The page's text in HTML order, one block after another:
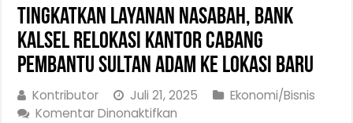
Tingkatkan Layanan Nasabah, Bank
Kalsel Relokasi Kantor Cabang
Pembantu Sultan Adam ke Lokasi Baru
Kontributor Juli 21, 2025
Ekonomi/Bisnis
Komentar Dinonaktifkan